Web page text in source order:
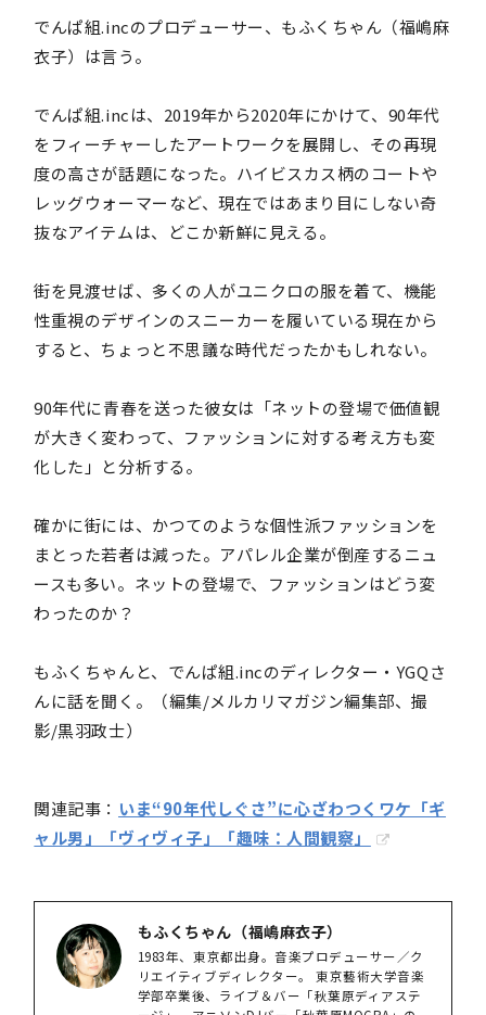
でんぱ組.incのプロデューサー、もふくちゃん（福嶋麻
衣子）は言う。
でんぱ組.incは、2019年から2020年にかけて、90年代
をフィーチャーしたアートワークを展開し、その再現
度の高さが話題になった。ハイビスカス柄のコートや
レッグウォーマーなど、現在ではあまり目にしない奇
抜なアイテムは、どこか新鮮に見える。
街を見渡せば、多くの人がユニクロの服を着て、機能
性重視のデザインのスニーカーを履いている現在から
すると、ちょっと不思議な時代だったかもしれない。
90年代に青春を送った彼女は「ネットの登場で価値観
が大きく変わって、ファッションに対する考え方も変
化した」と分析する。
確かに街には、かつてのような個性派ファッションを
まとった若者は減った。アパレル企業が倒産するニュ
ースも多い。ネットの登場で、ファッションはどう変
わったのか？
もふくちゃんと、でんぱ組.incのディレクター・YGQさ
んに話を聞く。（編集/メルカリマガジン編集部、撮
影/黒羽政士）
関連記事： いま“90年代しぐさ”に心ざわつくワケ「ギ
ャル男」「ヴィヴィ子」「趣味：人間観察」
もふくちゃん（福嶋麻衣子）
1983年、東京都出身。音楽プロデューサー／ク
リエイティブディレクター。 東京藝術大学音楽
学部卒業後、ライブ＆バー「秋葉原ディアステ